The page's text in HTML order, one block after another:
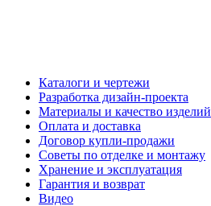
Каталоги и чертежи
Разработка дизайн-проекта
Материалы и качество изделий
Оплата и доставка
Договор купли-продажи
Советы по отделке и монтажу
Хранение и эксплуатация
Гарантия и возврат
Видео